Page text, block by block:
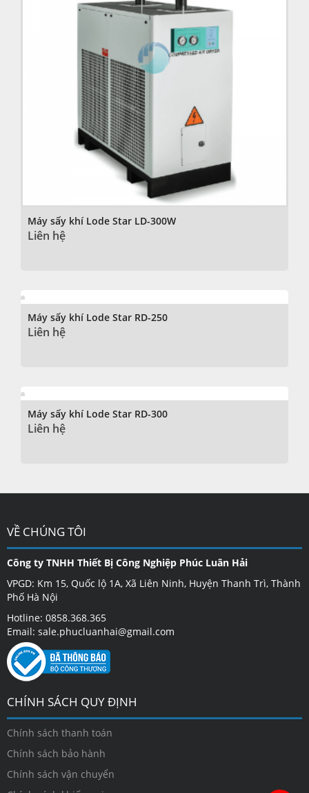
Máy sấy khí Lode Star LD-300W
Liên hệ
Máy sấy khí Lode Star RD-250
Liên hệ
Máy sấy khí Lode Star RD-300
Liên hệ
VỀ CHÚNG TÔI
Công ty TNHH Thiết Bị Công Nghiệp Phúc Luân Hải
VPGD: Km 15, Quốc lộ 1A, Xã Liên Ninh, Huyện Thanh Trì, Thành
Phố Hà Nội
Hotline: 0858.368.365
Email: sale.phucluanhai@gmail.com
CHÍNH SÁCH QUY ĐỊNH
Chính sách thanh toán
Chính sách bảo hành
Chính sách vận chuyển